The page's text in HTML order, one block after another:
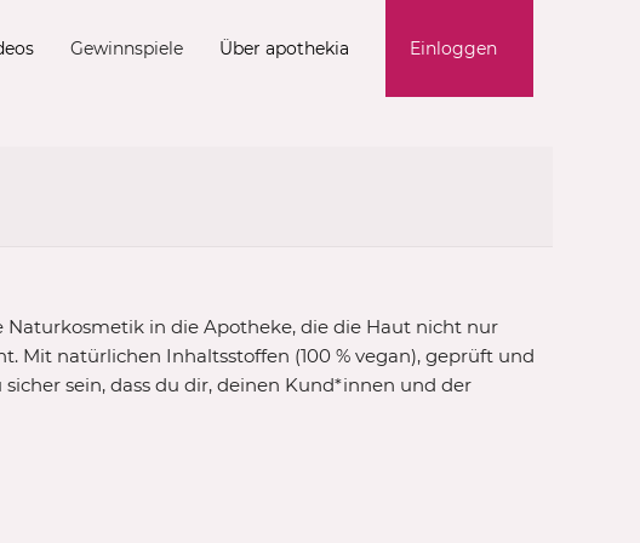
Gewinnspiele Über apothekia Einloggen
in die Apotheke, die die Haut nicht nur
Mit natürlichen Inhaltsstoffen (100 % vegan), geprüft und
sein, dass du dir, deinen Kund*innen und der